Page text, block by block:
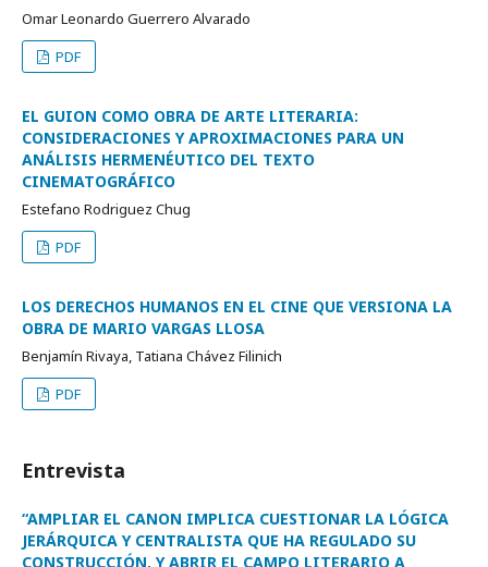
Omar Leonardo Guerrero Alvarado
PDF
EL GUION COMO OBRA DE ARTE LITERARIA:
CONSIDERACIONES Y APROXIMACIONES PARA UN
ANÁLISIS HERMENÉUTICO DEL TEXTO
CINEMATOGRÁFICO
Estefano Rodriguez Chug
PDF
LOS DERECHOS HUMANOS EN EL CINE QUE VERSIONA LA
OBRA DE MARIO VARGAS LLOSA
Benjamín Rivaya, Tatiana Chávez Filinich
PDF
Entrevista
“AMPLIAR EL CANON IMPLICA CUESTIONAR LA LÓGICA
JERÁRQUICA Y CENTRALISTA QUE HA REGULADO SU
CONSTRUCCIÓN, Y ABRIR EL CAMPO LITERARIO A